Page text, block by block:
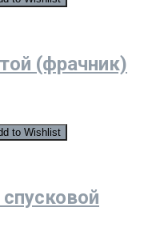
(фрачник)
to Wishlist